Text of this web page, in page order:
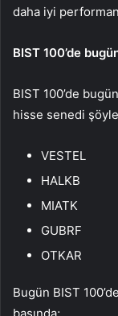
daha iyi
BIST 100’de
BIST 100’de
hisse senedi
VESTEL
HALKB
MIATK
GUBRF
OTKAR
Bugün BIST